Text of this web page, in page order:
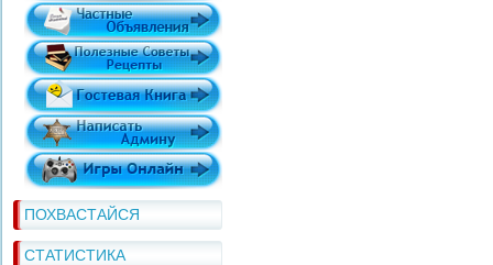
ПОХВАСТАЙСЯ
СТАТИСТИКА